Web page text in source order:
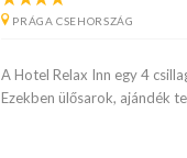
PRÁGA CSEHORSZÁG
A Hotel Relax Inn egy 4
Ezekben ülősarok, ajándék